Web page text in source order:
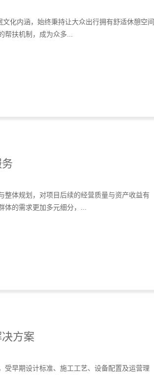
化内涵，始终秉持让大众出行拥有舒适休憩空间
扶机制，成为众多...
体规划，对项目后续的经营质量与资产收益有
的需求更加多元细分，...
方案
早期设计标准、施工工艺、设备配置及运营理